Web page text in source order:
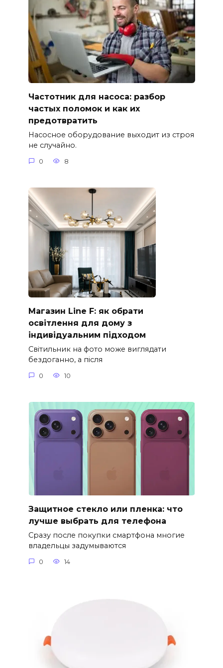
Частотник для насоса: разбор
частых поломок и как их
предотвратить
Насосное оборудование выходит из строя
не случайно.
0 8
Магазин Line F: як обрати
освітлення для дому з
індивідуальним підходом
Світильник на фото може виглядати
бездоганно, а після
0 10
Защитное стекло или пленка: что
лучше выбрать для телефона
Сразу после покупки смартфона многие
владельцы задумываются
0 14